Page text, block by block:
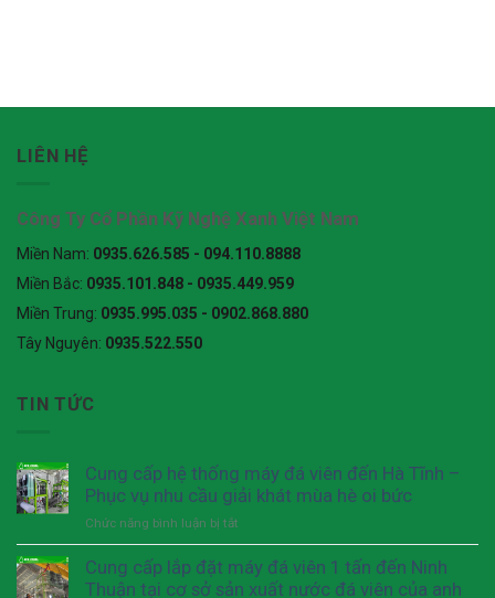
LIÊN HỆ
Công Ty Cổ Phần Kỹ Nghệ Xanh Việt Nam
Miền Nam: 0935.626.585 - 094.110.8888
Miền Bắc: 0935.101.848 - 0935.449.959
Miền Trung: 0935.995.035 - 0902.868.880
Tây Nguyên: 0935.522.550
TIN TỨC
Cung cấp hệ thống máy đá viên đến Hà Tĩnh –
Phục vụ nhu cầu giải khát mùa hè oi bức
Chức năng bình luận bị tắt
Cung
cấp
hệ
Cung cấp lắp đặt máy đá viên 1 tấn đến Ninh
Thuận tại cơ sở sản xuất nước đá viên của anh